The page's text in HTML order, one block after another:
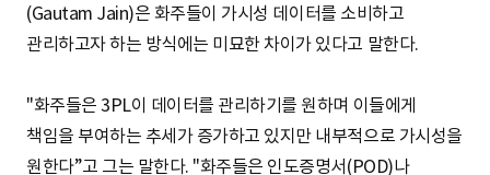
(Gautam Jain)은 화주들이 가시성 데이터를 소비하고
관리하고자 하는 방식에는 미묘한 차이가 있다고 말한다.
"화주들은 3PL이 데이터를 관리하기를 원하며 이들에게
책임을 부여하는 추세가 증가하고 있지만 내부적으로 가시성을
원한다”고 그는 말한다. "화주들은 인도증명서(POD)나